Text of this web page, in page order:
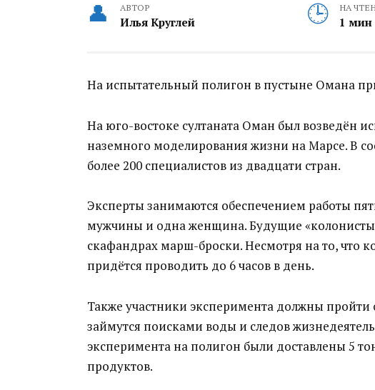
АВТОР
Илья Круглей
НА
1 мин
На испытательный полигон в пустыне Омана
На юго-востоке султаната Оман был возведён
наземного моделирования жизни на Марсе. В
более 200 специалистов из двадцати стран.
Эксперты занимаются обеспечением работы
мужчины и одна женщина. Будущие
скафандрах марш-броски. Несмотря на то, что
придётся проводить до 6 часов в день.
Также участники эксперимента должны пройти
займутся поисками воды и следов
эксперимента на полигон были доставлены 5
продуктов.